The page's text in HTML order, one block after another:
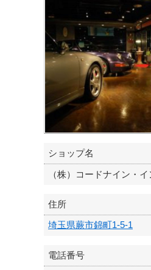
ショップ名
（株）コードナイン・
住所
埼玉県蕨市錦町1-5-1
電話番号